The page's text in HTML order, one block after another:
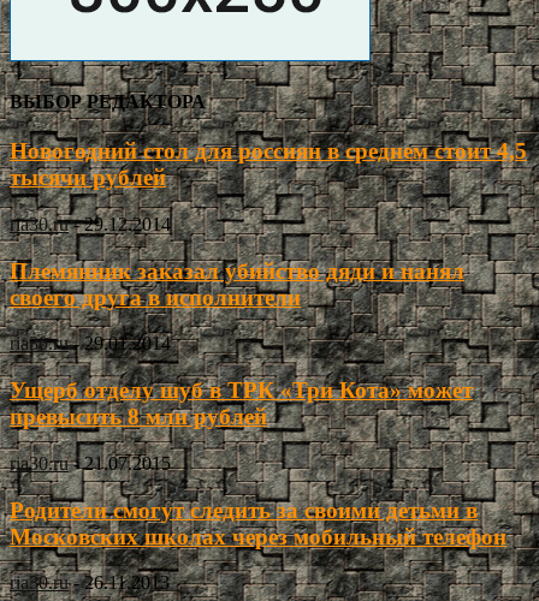
ВЫБОР РЕДАКТОРА
Новогодний стол для россиян в среднем стоит 4,5
тысячи рублей
ria30.ru - 29.12.2014
Племянник заказал убийство дяди и нанял
своего друга в исполнители
ria30.ru - 29.01.2014
Ущерб отделу шуб в ТРК «Три Кота» может
превысить 8 млн рублей
ria30.ru - 21.07.2015
Родители смогут следить за своими детьми в
Московских школах через мобильный телефон
ria30.ru - 26.11.2013